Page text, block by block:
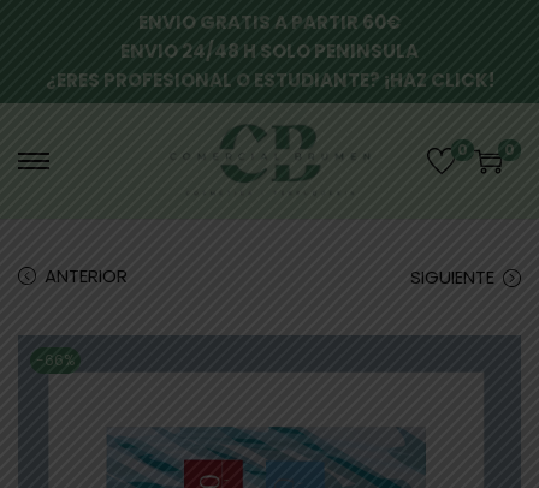
ENVIO GRATIS A PARTIR 60€
ENVIO 24/48 H SOLO PENINSULA
¿ERES PROFESIONAL O ESTUDIANTE? ¡HAZ CLICK!
0 0
ANTERIOR SIGUIENTE
-66%